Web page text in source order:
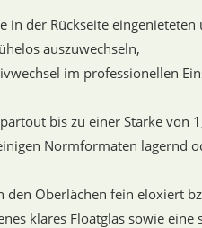
in der Rückseite
auszuwechseln,
im professionellen
bis zu einer Stärke von
Normformaten lagernd
Oberlächen fein eloxiert
klares Floatglas sowie eine